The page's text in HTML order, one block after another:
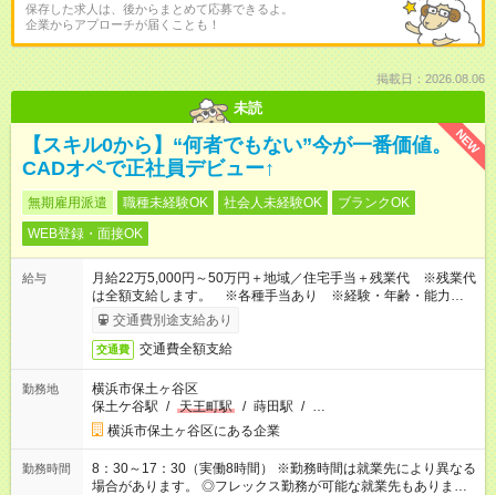
保存した求人は、後からまとめて応募できるよ。
企業からアプローチが届くことも！
掲載日：2026.08.06
未読
NEW
【スキル0から】“何者でもない”今が一番価値。
CADオペで正社員デビュー↑
無期雇用派遣 職種未経験OK 社会人未経験OK
ブランクOK
WEB登録・面接OK
給与
月給22万5,000円～50万円＋地域／住宅手当＋残業代 ※残業代
は全額支給します。 ※各種手当あり ※経験・年齢・能力等を
考慮して加給・優遇します。
交通費別途支給あり
交通費 交通費全額支給
勤務地
横浜市保土ヶ谷区
保土ケ谷駅 / 天王町駅 / 蒔田駅 / …
横浜市保土ヶ谷区にある企業
勤務時間
8：30～17：30（実働8時間） ※勤務時間は就業先により異なる
場合があります。 ◎フレックス勤務が可能な就業先もありま